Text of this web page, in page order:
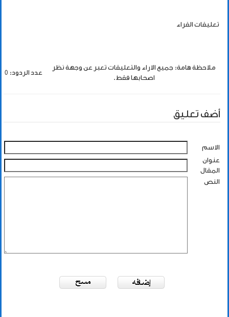
تعليقات القراء
ملاحظة هامة: جميع الاراء والتعليقات تعبر عن وجهة نظر
اصحابها فقط.
عدد الردود: 0
أضف تعليق
الاسم
عنوان
المقال
النص